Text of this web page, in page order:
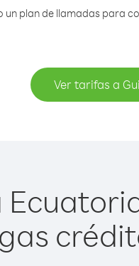
plan de llamadas para
Ver tarifas a